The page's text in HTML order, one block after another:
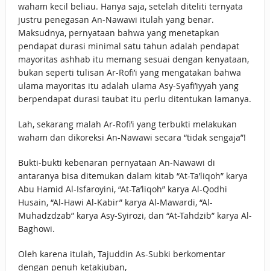
waham kecil beliau. Hanya saja, setelah diteliti ternyata
justru penegasan An-Nawawi itulah yang benar.
Maksudnya, pernyataan bahwa yang menetapkan
pendapat durasi minimal satu tahun adalah pendapat
mayoritas ashhab itu memang sesuai dengan kenyataan,
bukan seperti tulisan Ar-Rofi’i yang mengatakan bahwa
ulama mayoritas itu adalah ulama Asy-Syafi’iyyah yang
berpendapat durasi taubat itu perlu ditentukan lamanya.
Lah, sekarang malah Ar-Rofi’i yang terbukti melakukan
waham dan dikoreksi An-Nawawi secara “tidak sengaja”!
Bukti-bukti kebenaran pernyataan An-Nawawi di
antaranya bisa ditemukan dalam kitab “At-Ta’liqoh” karya
Abu Hamid Al-Isfaroyini, “At-Ta’liqoh” karya Al-Qodhi
Husain, “Al-Hawi Al-Kabir” karya Al-Mawardi, “Al-
Muhadzdzab” karya Asy-Syirozi, dan “At-Tahdzib” karya Al-
Baghowi.
Oleh karena itulah, Tajuddin As-Subki berkomentar
dengan penuh ketakjuban,